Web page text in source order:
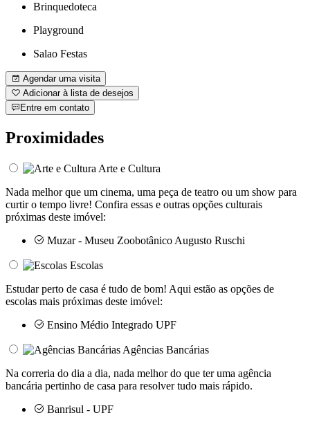
Brinquedoteca
Playground
Salao Festas
Agendar uma visita
Adicionar à lista de desejos
Entre em contato
Proximidades
Arte e Cultura
Nada melhor que um cinema, uma peça de teatro ou um show para
curtir o tempo livre! Confira essas e outras opções culturais
próximas deste imóvel:
Muzar - Museu Zoobotânico Augusto Ruschi
Escolas
Estudar perto de casa é tudo de bom! Aqui estão as opções de
escolas mais próximas deste imóvel:
Ensino Médio Integrado UPF
Agências Bancárias
Na correria do dia a dia, nada melhor do que ter uma agência
bancária pertinho de casa para resolver tudo mais rápido.
Banrisul - UPF